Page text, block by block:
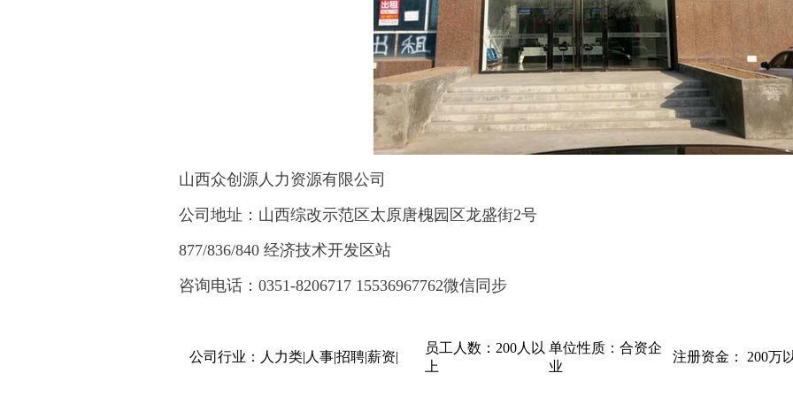
山西众创源人力资源有限公司
公司地址：山西综改示范区太原唐槐园区龙盛街2号
877/836/840 经济技术开发区站
咨询电话：0351-8206717 15536967762微信同步
公司行业：人力类|人事|招聘|薪资|
员工人数：200人以
上
单位性质：合资企
业
注册资金： 200万